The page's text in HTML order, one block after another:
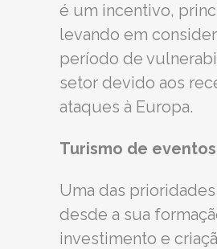
é um incentivo,
levando em
período de
setor devido aos
ataques à Europa.
Turismo de eventos
Uma das
desde a sua
investimento e